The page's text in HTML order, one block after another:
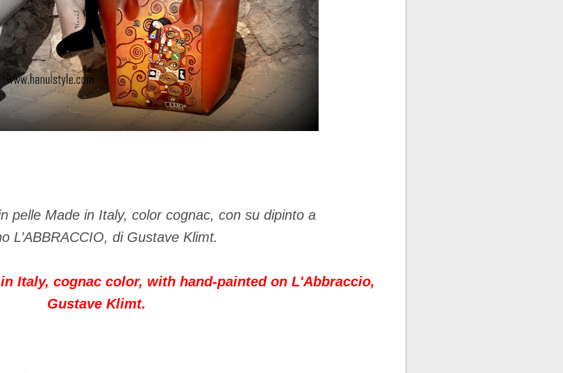
pelle Made in Italy, color cognac, con su dipinto a
L’ABBRACCIO, di Gustave Klimt.
Italy, cognac color, with hand-painted on L'Abbraccio,
Gustave Klimt.